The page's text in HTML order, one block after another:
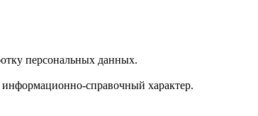
персональных данных.
справочный характер.